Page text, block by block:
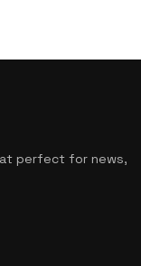
perfect for news,